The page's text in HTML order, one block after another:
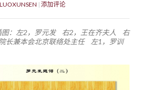
LUOXUNSEN 添加评论
图：左2，罗元发 右2，王在齐夫人 右
长兼本会北京联络处主任 左1，罗训